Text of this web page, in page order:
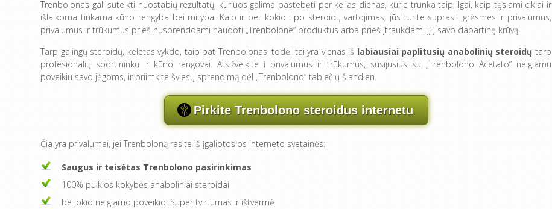
Trenbolonas gali suteikti nuostabių rezultatų, kuriuos galima pastebėti per kelias dienas, kurie trunka taip ilgai, kaip tęsiami ciklai ir
išlaikoma tinkama kūno rengyba bei mityba. Kaip ir bet kokio tipo steroidų vartojimas, jūs turite suprasti grėsmes ir privalumus,
privalumus ir trūkumus prieš nusprenddami naudoti „Trenbolone“ produktus arba prieš įtraukdami jį į savo dabartinę krūvą.
Tarp galingų steroidų, keletas vykdo, taip pat Trenbolonas, todėl tai yra vienas iš labiausiai paplitusių anabolinių steroidų tarp
profesionalių sportininkų ir kūno rangovai. Atsižvelkite į privalumus ir trūkumus, susijusius su „Trenbolono Acetato“ neigiamu
poveikiu savo jėgoms, ir priimkite šviesų sprendimą dėl „Trenbolono“ tablečių šiandien.
Pirkite Trenbolono steroidus internetu
Čia yra privalumai, jei Trenboloną rasite iš įgaliotosios interneto svetainės:
Saugus ir teisėtas Trenbolono pasirinkimas
100% puikios kokybės anaboliniai steroidai
be jokio neigiamo poveikio. Super tvirtumas ir ištvermė